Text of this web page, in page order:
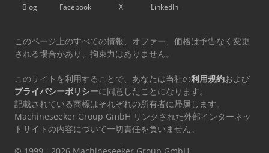
Blog Facebook X LinkedIn
このページ上のすべての情報、オファー、価格は予告なく変更
される場合があり、拘束力はありません。
このサイトを利用することで、あなたは当社の利用規約および
プライバシーポリシーに同意したことになります。
記載されている商標はそれぞれの所有者に帰属します。
Machineseeker Group GmbH リンクされた外部インターネッ
トサイトの内容について一切責任を負いません。